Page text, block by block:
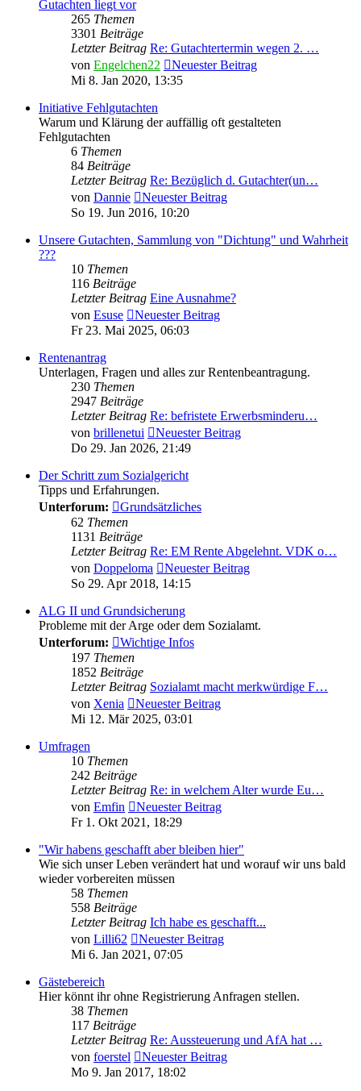
Gutachten liegt vor
265 Themen
3301 Beiträge
Letzter Beitrag Re: Gutachtertermin wegen 2. …
von Engelchen22
Neuester Beitrag
Mi 8. Jan 2020, 13:35
Initiative Fehlgutachten
Warum und Klärung der auffällig oft gestalteten
Fehlgutachten
6 Themen
84 Beiträge
Letzter Beitrag Re: Bezüglich d. Gutachter(un…
von Dannie
Neuester Beitrag
So 19. Jun 2016, 10:20
Unsere Gutachten, Sammlung von "Dichtung" und Wahrheit
???
10 Themen
116 Beiträge
Letzter Beitrag Eine Ausnahme?
von Esuse
Neuester Beitrag
Fr 23. Mai 2025, 06:03
Rentenantrag
Unterlagen, Fragen und alles zur Rentenbeantragung.
230 Themen
2947 Beiträge
Letzter Beitrag Re: befristete Erwerbsminderu…
von brillenetui
Neuester Beitrag
Do 29. Jan 2026, 21:49
Der Schritt zum Sozialgericht
Tipps und Erfahrungen.
Unterforum:
Grundsätzliches
62 Themen
1131 Beiträge
Letzter Beitrag Re: EM Rente Abgelehnt. VDK o…
von Doppeloma
Neuester Beitrag
So 29. Apr 2018, 14:15
ALG II und Grundsicherung
Probleme mit der Arge oder dem Sozialamt.
Unterforum:
Wichtige Infos
197 Themen
1852 Beiträge
Letzter Beitrag Sozialamt macht merkwürdige F…
von Xenia
Neuester Beitrag
Mi 12. Mär 2025, 03:01
Umfragen
10 Themen
242 Beiträge
Letzter Beitrag Re: in welchem Alter wurde Eu…
von Emfin
Neuester Beitrag
Fr 1. Okt 2021, 18:29
"Wir habens geschafft aber bleiben hier"
Wie sich unser Leben verändert hat und worauf wir uns bald
wieder vorbereiten müssen
58 Themen
558 Beiträge
Letzter Beitrag Ich habe es geschafft...
von Lilli62
Neuester Beitrag
Mi 6. Jan 2021, 07:05
Gästebereich
Hier könnt ihr ohne Registrierung Anfragen stellen.
38 Themen
117 Beiträge
Letzter Beitrag Re: Aussteuerung und AfA hat …
von foerstel
Neuester Beitrag
Mo 9. Jan 2017, 18:02